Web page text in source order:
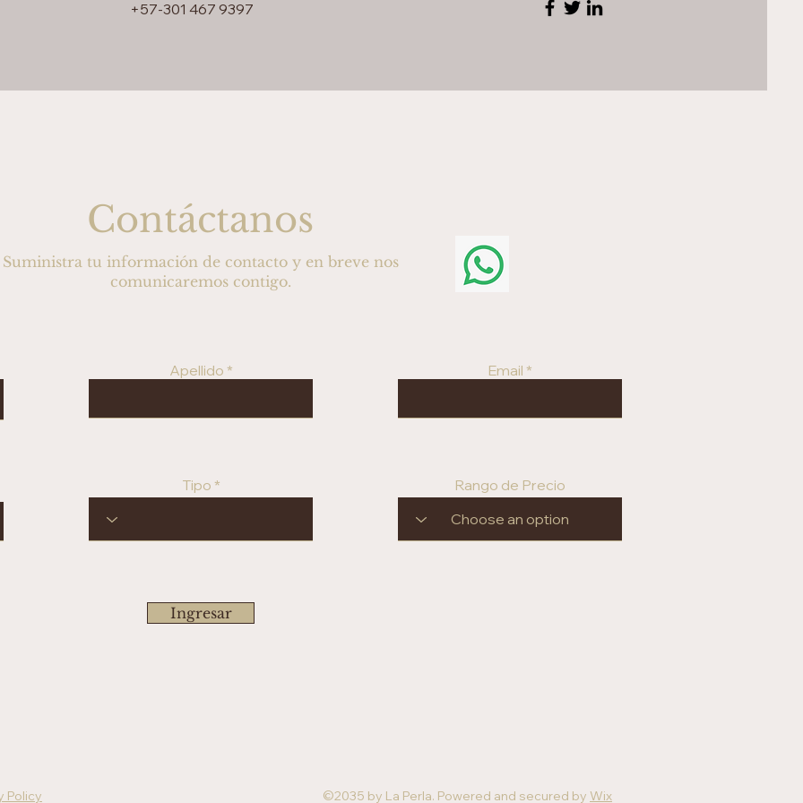
+57-301 467 9397
Contáctanos
Suministra tu información de contacto y en breve nos
comunicaremos contigo.
Apellido
Tipo
Email
Rango de Precio
Ingresar
Policy ©2035 by La Perla. Powered and secured by Wix